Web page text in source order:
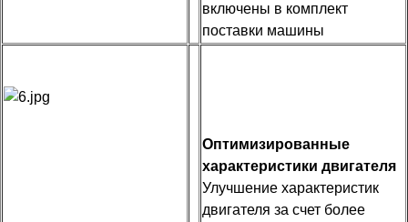
включены в комплект
поставки машины
Оптимизированные
характеристики двигателя
Улучшение характеристик
двигателя за счет более